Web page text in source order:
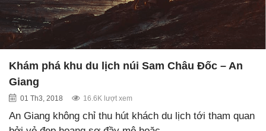
Khám phá khu du lịch núi Sam Châu Đốc – An
Giang
01 Th3, 2018 16.6K lượt xem
An Giang không chỉ thu hút khách du lịch tới tham quan